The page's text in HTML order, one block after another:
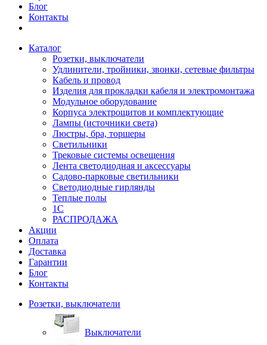
Блог
Контакты
Каталог
Розетки, выключатели
Удлинители, тройники, звонки, сетевые фильтры
Кабель и провод
Изделия для прокладки кабеля и электромонтажа
Модульное оборудование
Корпуса электрощитов и комплектующие
Лампы (источники света)
Люстры, бра, торшеры
Светильники
Трековые системы освещения
Лента светодиодная и аксессуары
Садово-парковые светильники
Светодиодные гирлянды
Теплые полы
1С
РАСПРОДАЖА
Акции
Оплата
Доставка
Гарантии
Блог
Контакты
Розетки, выключатели
Выключатели